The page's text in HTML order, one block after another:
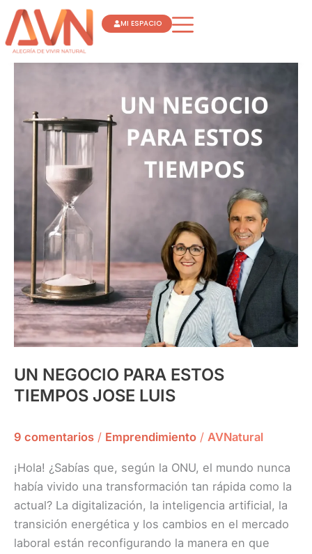
contenido
MI ESPACIO
UN NEGOCIO PARA ESTOS
TIEMPOS JOSE LUIS
9 comentarios / Emprendimiento / AVNatural
¡Hola! ¿Sabías que, según la ONU, el mundo nunca
había vivido una transformación tan rápida como la
actual? La digitalización, la inteligencia artificial, la
transición energética y los cambios en el mercado
laboral están reconfigurando la manera en que
PARA
ESTOS
TIEMPOS
JOSE